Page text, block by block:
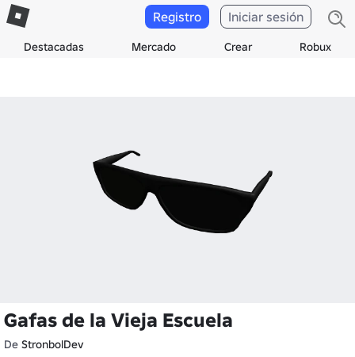
Destacadas Mercado Crear Robux
Registro Iniciar sesión
Gafas de la Vieja Escuela
De StronbolDev